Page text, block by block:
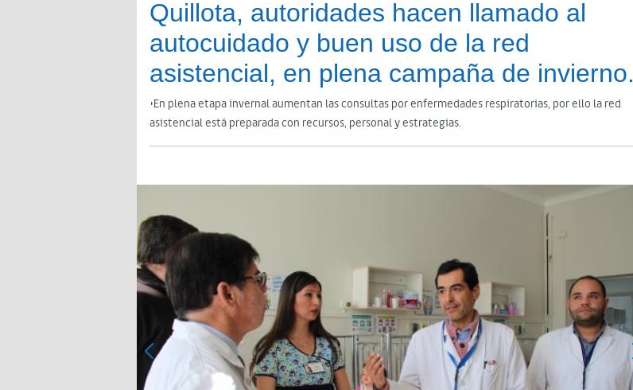
Quillota, autoridades hacen llamado al
autocuidado y buen uso de la red
asistencial, en plena campaña de invierno.
•En plena etapa invernal aumentan las consultas por enfermedades respiratorias, por ello la red
asistencial está preparada con recursos, personal y estrategias.